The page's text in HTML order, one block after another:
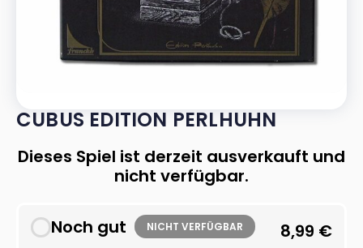
CUBUS EDITION PERLHUHN
Dieses Spiel ist derzeit ausverkauft und
nicht verfügbar.
Noch gut NICHT VERFÜGBAR 8,99 €